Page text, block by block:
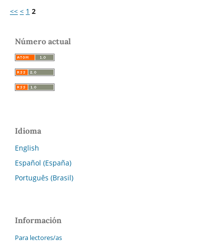
<< < 1 2
Número actual
Idioma
English
Español (España)
Português (Brasil)
Información
Para lectores/as